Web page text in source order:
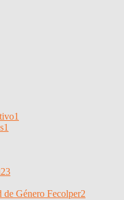
1
1
23
de Género Fecolper2